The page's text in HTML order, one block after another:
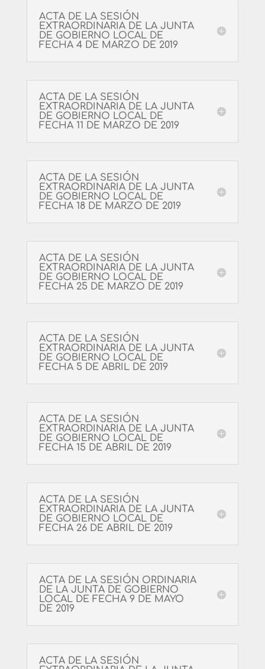
ACTA DE LA SESIÓN
EXTRAORDINARIA DE LA JUNTA
DE GOBIERNO LOCAL DE
FECHA 4 DE MARZO DE 2019
ACTA DE LA SESIÓN
EXTRAORDINARIA DE LA JUNTA
DE GOBIERNO LOCAL DE
FECHA 11 DE MARZO DE 2019
ACTA DE LA SESIÓN
EXTRAORDINARIA DE LA JUNTA
DE GOBIERNO LOCAL DE
FECHA 18 DE MARZO DE 2019
ACTA DE LA SESIÓN
EXTRAORDINARIA DE LA JUNTA
DE GOBIERNO LOCAL DE
FECHA 25 DE MARZO DE 2019
ACTA DE LA SESIÓN
EXTRAORDINARIA DE LA JUNTA
DE GOBIERNO LOCAL DE
FECHA 5 DE ABRIL DE 2019
ACTA DE LA SESIÓN
EXTRAORDINARIA DE LA JUNTA
DE GOBIERNO LOCAL DE
FECHA 15 DE ABRIL DE 2019
ACTA DE LA SESIÓN
EXTRAORDINARIA DE LA JUNTA
DE GOBIERNO LOCAL DE
FECHA 26 DE ABRIL DE 2019
ACTA DE LA SESIÓN ORDINARIA
DE LA JUNTA DE GOBIERNO
LOCAL DE FECHA 9 DE MAYO
DE 2019
ACTA DE LA SESIÓN